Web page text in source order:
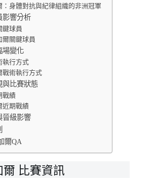
：身體對抗與紀律組織的非洲冠軍
影響分析
球員
關鍵球員
場變化
執行方式
戰術執行方式
與比賽狀態
戰績
近期戰績
晉級影響
爾QA
比賽資訊